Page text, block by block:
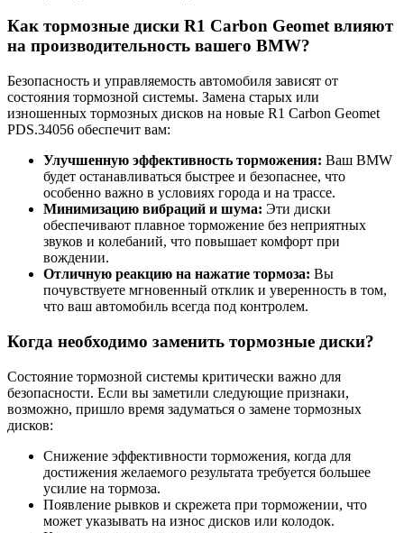
Как тормозные диски R1 Carbon Geomet влияют
на производительность вашего BMW?
Безопасность и управляемость автомобиля зависят от
состояния тормозной системы. Замена старых или
изношенных тормозных дисков на новые R1 Carbon Geomet
PDS.34056 обеспечит вам:
Улучшенную эффективность торможения: Ваш BMW
будет останавливаться быстрее и безопаснее, что
особенно важно в условиях города и на трассе.
Минимизацию вибраций и шума: Эти диски
обеспечивают плавное торможение без неприятных
звуков и колебаний, что повышает комфорт при
вождении.
Отличную реакцию на нажатие тормоза: Вы
почувствуете мгновенный отклик и уверенность в том,
что ваш автомобиль всегда под контролем.
Когда необходимо заменить тормозные диски?
Состояние тормозной системы критически важно для
безопасности. Если вы заметили следующие признаки,
возможно, пришло время задуматься о замене тормозных
дисков:
Снижение эффективности торможения, когда для
достижения желаемого результата требуется большее
усилие на тормоза.
Появление рывков и скрежета при торможении, что
может указывать на износ дисков или колодок.